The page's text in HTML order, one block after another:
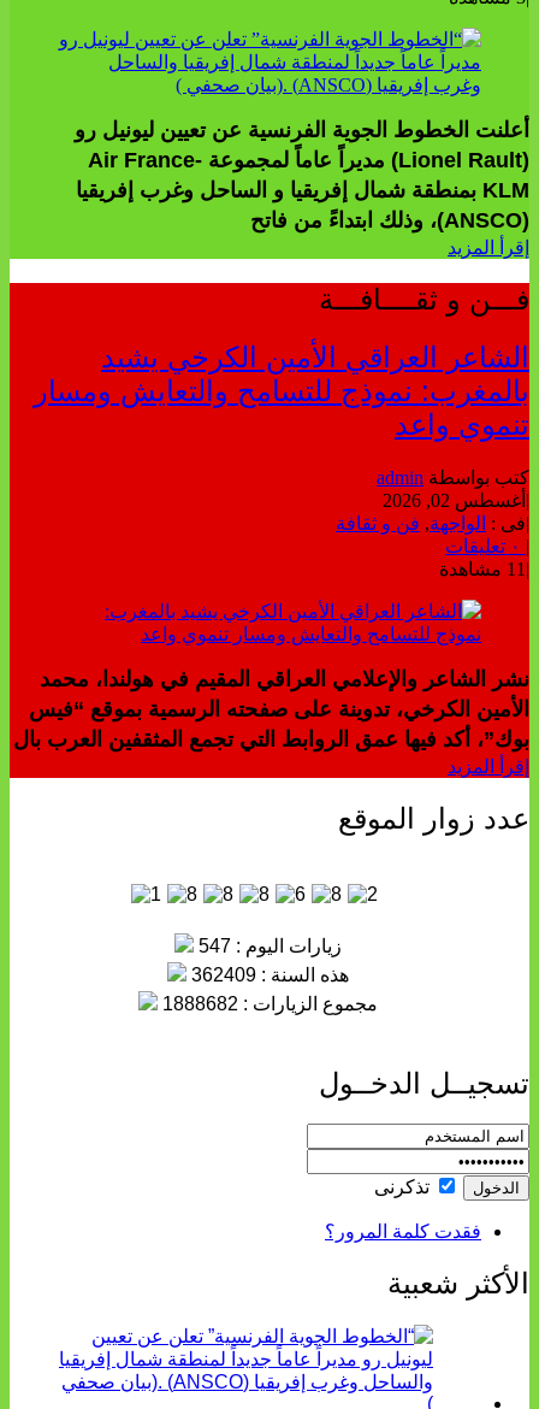
الخطوط الجوية الفرنسية عن تعيين ليونيل رو
(Lionel Rault) مديراً عاماً لمجموعة Air France-
KLM بمنطقة شمال إفريقيا و الساحل وغرب إفريقيا
المزيد
و ثقــــافـــة
العراقي الأمين الكرخي يشيد
نموذج للتسامح والتعايش ومسار
واعد
بواسطةadmin
أغسطس 02, 2026
فى : الواجهة,فن و ثقافة
11 مشاهدة
الشاعر والإعلامي العراقي المقيم في هولندا، محمد
الكرخي، تدوينة على صفحته الرسمية بموقع “فيس
أكد فيها عمق الروابط التي تجمع المثقفين العرب بال
المزيد
زوار الموقع
زيارات اليوم : 547
هذه السنة : 362409
مجموع الزيارات : 1888682
الدخــول
تذكرنى
فقدت كلمة المرور؟
شعبية